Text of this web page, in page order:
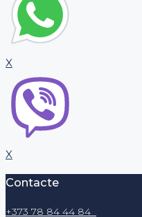
X
X
Contacte
+373 78 84 44 84